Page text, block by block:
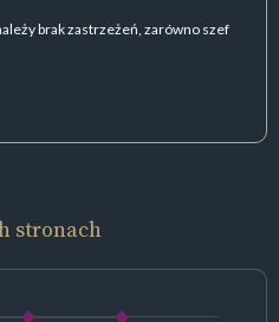
brak zastrzeżeń, zarówno szef
stronach